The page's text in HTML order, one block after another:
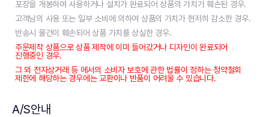
포장을 개봉하여 사용하거나 설치가 완료되어 상품의 가치가 훼손된 경우.
고객님의 사용 또는 일부 소비에 의하여 상품의 가치가 현저히 감소한 경우.
반송시 물건이 훼손되어 상품 가치를 상실한 경우.
주문제작 상품으로 상품 제작에 이미 들어갔거나 디자인이 완료되어
진행중인 경우.
그 외 전자상거래 등 에서의 소비자 보호에 관한 법률이 정하는 청약철회
제한에 해당하는 경우에는 교환이나 반품이 어려울 수 있습니다.
A/S안내